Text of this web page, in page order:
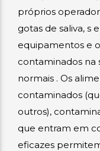
próprios
gotas de saliva, s
equipamentos e
contaminados na
normais . Os
contaminados
outros),
que entram em
eficazes